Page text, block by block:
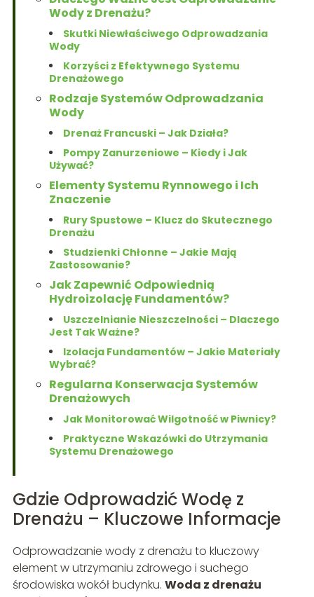
Wody z Drenażu?
Skutki Niewłaściwego Odprowadzania
Wody
Korzyści z Efektywnego Systemu
Drenażowego
Rodzaje Systemów Odprowadzania
Wody
Drenaż Francuski – Jak Działa?
Pompy Zanurzeniowe – Kiedy i Jak
Używać?
Elementy Systemu Rynnowego i Ich
Znaczenie
Rury Spustowe – Klucz do Skutecznego
Drenażu
Studzienki Chłonne – Jakie Mają
Zastosowanie?
Jak Zapewnić Odpowiednią
Hydroizolację Fundamentów?
Uszczelnianie Nieszczelności – Dlaczego
Jest Tak Ważne?
Izolacja Fundamentów – Jakie Materiały
Wybrać?
Regularna Konserwacja Systemów
Drenażowych
Jak Monitorować Wilgotność w Piwnicy?
Praktyczne Wskazówki do Utrzymania
Systemu Drenażowego
Gdzie Odprowadzić Wodę z
Drenażu – Kluczowe Informacje
Odprowadzanie wody z drenażu to kluczowy
element w utrzymaniu zdrowego i suchego
środowiska wokół budynku. Woda z drenażu